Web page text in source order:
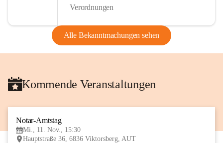
Verordnungen
Alle Bekanntmachungen sehen
Kommende Veranstaltungen
Notar-Amtstag
Mi., 11. Nov., 15:30
Hauptstraße 36, 6836 Viktorsberg, AUT